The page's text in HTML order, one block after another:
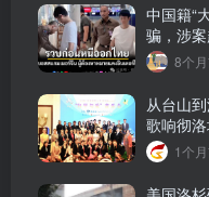
中国籍“
骗，涉
8个
从台山
歌响彻
1个